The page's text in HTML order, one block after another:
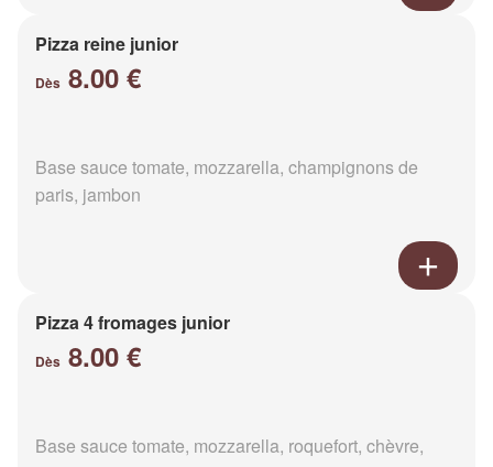
Pizza reine junior
Dès 8.00 €
Base sauce tomate, mozzarella, champignons de
paris, jambon
Pizza 4 fromages junior
Dès 8.00 €
Base sauce tomate, mozzarella, roquefort, chèvre,